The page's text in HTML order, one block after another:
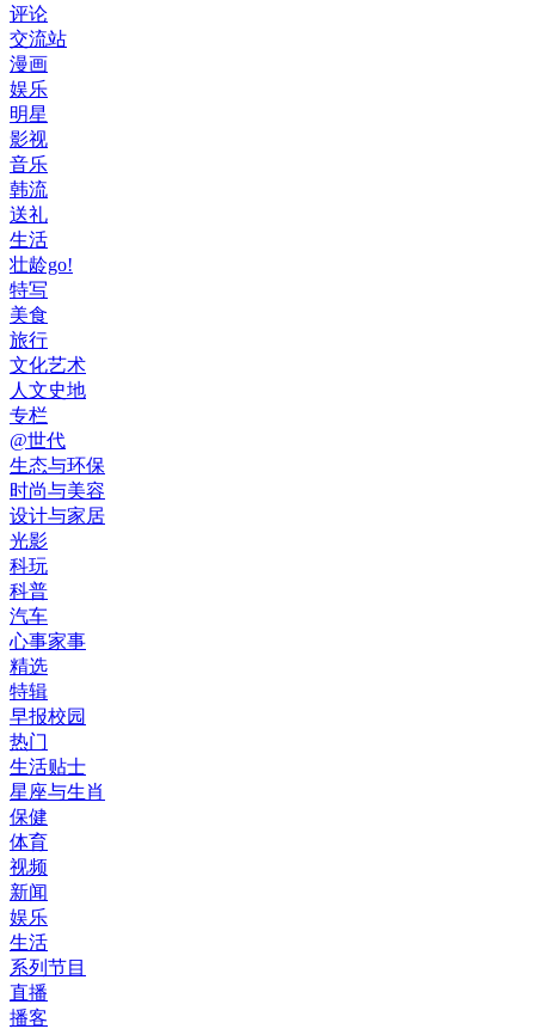
评论
交流站
漫画
娱乐
明星
影视
音乐
韩流
送礼
生活
壮龄go!
特写
美食
旅行
文化艺术
人文史地
专栏
@世代
生态与环保
时尚与美容
设计与家居
光影
科玩
科普
汽车
心事家事
精选
特辑
早报校园
热门
生活贴士
星座与生肖
保健
体育
视频
新闻
娱乐
生活
系列节目
直播
播客